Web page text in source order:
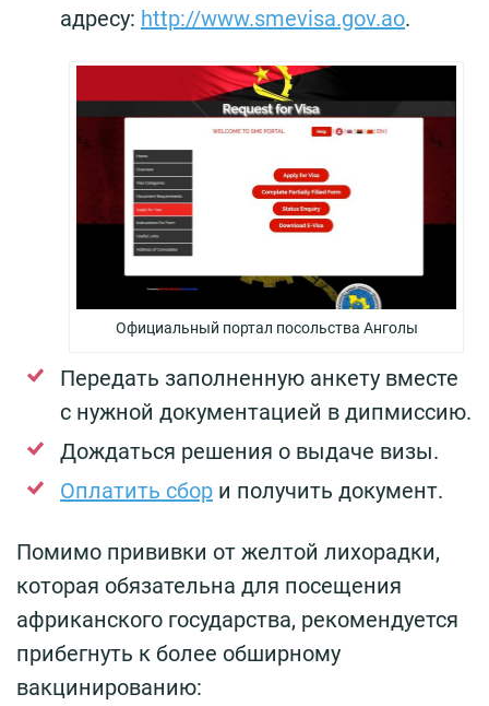
адресу: http://www.smevisa.gov.ao.
Официальный портал посольства Анголы
Передать заполненную анкету вместе
с нужной документацией в дипмиссию.
Дождаться решения о выдаче визы.
Оплатить сбор и получить документ.
Помимо прививки от желтой лихорадки,
которая обязательна для посещения
африканского государства, рекомендуется
прибегнуть к более обширному
вакцинированию: